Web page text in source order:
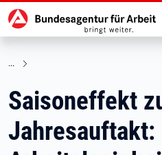
zu den Hauptinhalten springen
Hauptnavigation
Saisoneffekt
Jahresauftakt: